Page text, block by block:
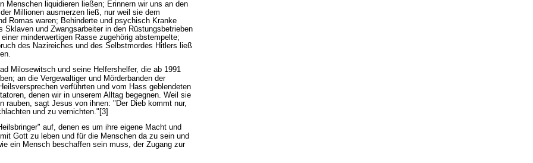
Menschen liquidieren ließen; Erinnern wir uns an den
Millionen ausmerzen ließ, nur weil sie dem
Romas waren; Behinderte und psychisch Kranke
Sklaven und Zwangsarbeiter in den Rüstungsbetrieben
minderwertigen Rasse zugehörig abstempelte;
des Nazireiches und des Selbstmordes Hitlers ließ
Milosewitsch und seine Helfershelfer, die ab 1991
an die Vergewaltiger und Mörderbanden der
verführten und vom Hass geblendeten
denen wir in unserem Alltag begegnen. Weil sie
rauben, sagt Jesus von ihnen: "Der Dieb kommt nur,
und zu vernichten."[3]
auf, denen es um ihre eigene Macht und
Gott zu leben und für die Menschen da zu sein und
ein Mensch beschaffen sein muss, der Zugang zur